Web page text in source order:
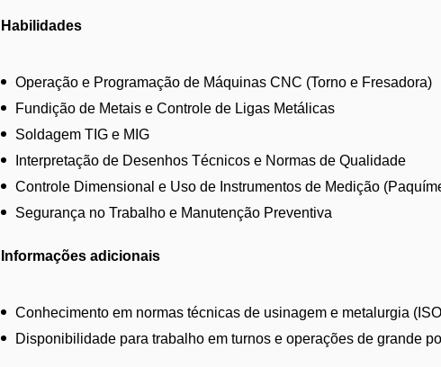
Habilidades
Operação e Programação de Máquinas CNC (Torno e Fresadora)
Fundição de Metais e Controle de Ligas Metálicas
Soldagem TIG e MIG
Interpretação de Desenhos Técnicos e Normas de Qualidade
Controle Dimensional e Uso de Instrumentos de Medição
Segurança no Trabalho e Manutenção Preventiva
Informações adicionais
Conhecimento em normas técnicas de usinagem e metalurgia
Disponibilidade para trabalho em turnos e operações de grande